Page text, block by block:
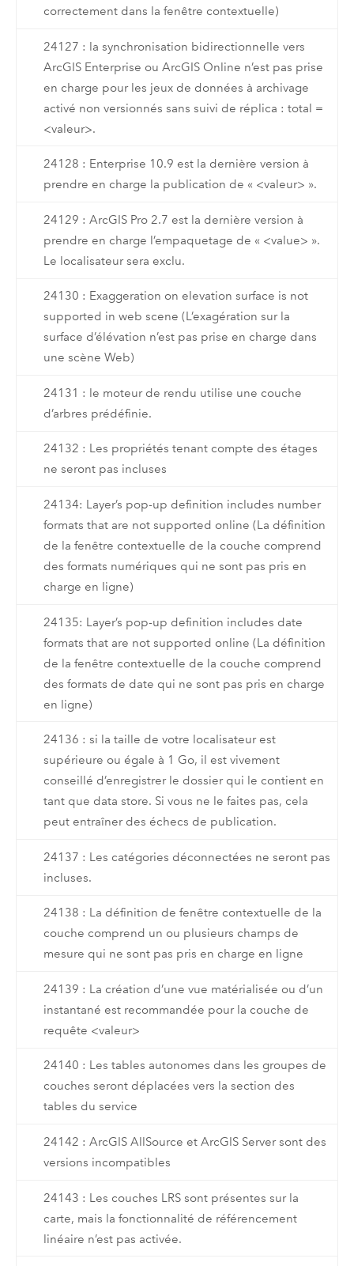
correctement dans la fenêtre contextuelle)
24127 : la synchronisation bidirectionnelle vers
ArcGIS Enterprise ou ArcGIS Online n’est pas prise
en charge pour les jeux de données à archivage
activé non versionnés sans suivi de réplica : total =
<valeur>.
24128 : Enterprise 10.9 est la dernière version à
prendre en charge la publication de « <valeur> ».
24129 : ArcGIS Pro 2.7 est la dernière version à
prendre en charge l’empaquetage de « <value> ».
Le localisateur sera exclu.
24130 : Exaggeration on elevation surface is not
supported in web scene (L’exagération sur la
surface d’élévation n’est pas prise en charge dans
une scène Web)
24131 : le moteur de rendu utilise une couche
d’arbres prédéfinie.
24132 : Les propriétés tenant compte des étages
ne seront pas incluses
24134: Layer’s pop-up definition includes number
formats that are not supported online (La définition
de la fenêtre contextuelle de la couche comprend
des formats numériques qui ne sont pas pris en
charge en ligne)
24135: Layer’s pop-up definition includes date
formats that are not supported online (La définition
de la fenêtre contextuelle de la couche comprend
des formats de date qui ne sont pas pris en charge
en ligne)
24136 : si la taille de votre localisateur est
supérieure ou égale à 1 Go, il est vivement
conseillé d’enregistrer le dossier qui le contient en
tant que data store. Si vous ne le faites pas, cela
peut entraîner des échecs de publication.
24137 : Les catégories déconnectées ne seront pas
incluses.
24138 : La définition de fenêtre contextuelle de la
couche comprend un ou plusieurs champs de
mesure qui ne sont pas pris en charge en ligne
24139 : La création d’une vue matérialisée ou d’un
instantané est recommandée pour la couche de
requête <valeur>
24140 : Les tables autonomes dans les groupes de
couches seront déplacées vers la section des
tables du service
24142 : ArcGIS AllSource et ArcGIS Server sont des
versions incompatibles
24143 : Les couches LRS sont présentes sur la
carte, mais la fonctionnalité de référencement
linéaire n’est pas activée.